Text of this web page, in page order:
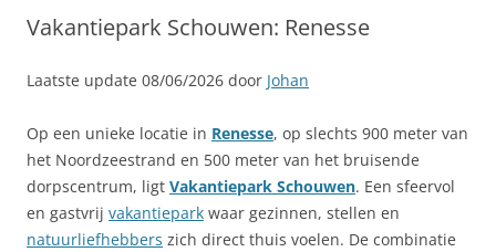
Vakantiepark Schouwen: Renesse
Laatste update 08/06/2026 door Johan
Op een unieke locatie in Renesse, op slechts 900 meter van
het Noordzeestrand en 500 meter van het bruisende
dorpscentrum, ligt Vakantiepark Schouwen. Een sfeervol
en gastvrij vakantiepark waar gezinnen, stellen en
natuurliefhebbers zich direct thuis voelen. De combinatie